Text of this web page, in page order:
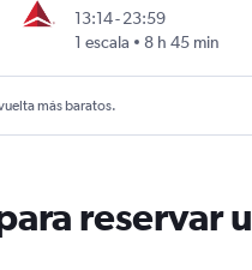
13:14-23:59
1 escala
8 h 45 min
más baratos.
reservar